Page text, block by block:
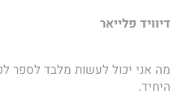
דיוויד פלייאר
מה אני יכול לעשות מלבד לספר
היחיד.